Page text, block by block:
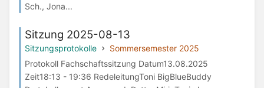
Sch., Jona...
Sitzung 2025-08-13
Sitzungsprotokolle
Sommersemester 2025
Protokoll Fachschaftssitzung Datum13.08.2025
Zeit18:13 - 19:36 RedeleitungToni BigBlueBuddy